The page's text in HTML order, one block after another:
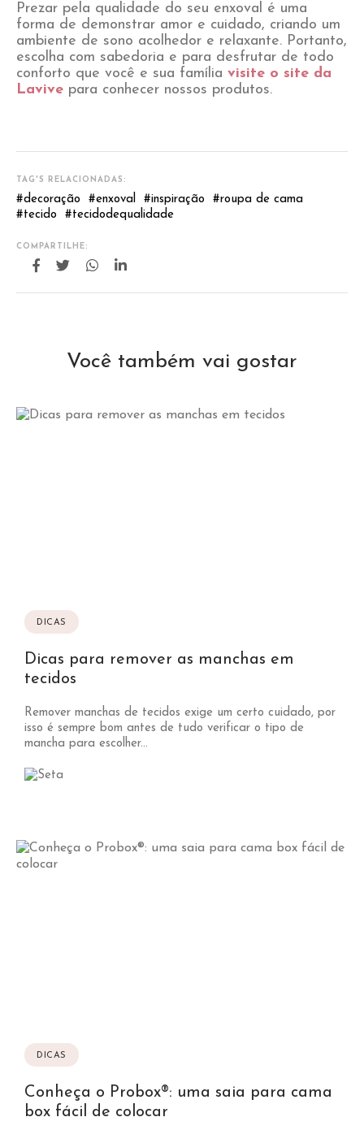
Prezar pela qualidade do seu enxoval é uma
forma de demonstrar amor e cuidado, criando um
ambiente de sono acolhedor e relaxante. Portanto,
escolha com sabedoria e para desfrutar de todo
conforto que você e sua família visite o site da
Lavive para conhecer nossos produtos.
TAG'S RELACIONADAS:
#decoração #enxoval #inspiração #roupa de cama
#tecido #tecidodequalidade
COMPARTILHE:
Você também vai gostar
DICAS
Dicas para remover as manchas em
tecidos
Remover manchas de tecidos exige um certo cuidado, por
isso é sempre bom antes de tudo verificar o tipo de
mancha para escolher...
DICAS
Conheça o Probox®: uma saia para cama
box fácil de colocar